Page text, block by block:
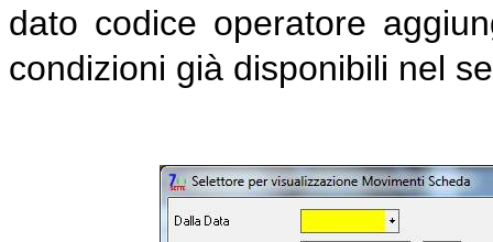
dato codice operatore
condizioni già disponibili nel